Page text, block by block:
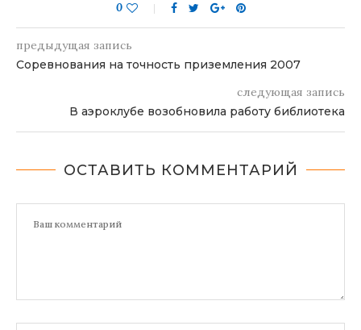
0
предыдущая запись
Соревнования на точность приземления 2007
следующая запись
В аэроклубе возобновила работу библиотека
ОСТАВИТЬ КОММЕНТАРИЙ